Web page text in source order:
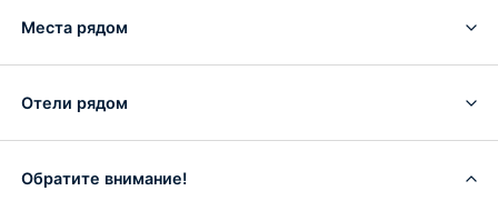
Места рядом
Отели рядом
Обратите внимание!